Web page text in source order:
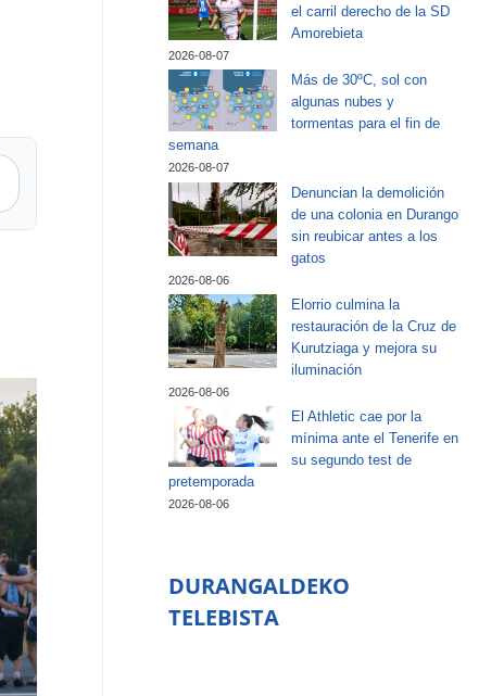
el carril derecho de la SD
Amorebieta
2026-08-07
Más de 30ºC, sol con
algunas nubes y
tormentas para el fin de
semana
2026-08-07
Denuncian la demolición
de una colonia en Durango
sin reubicar antes a los
gatos
2026-08-06
Elorrio culmina la
restauración de la Cruz de
Kurutziaga y mejora su
iluminación
2026-08-06
El Athletic cae por la
mínima ante el Tenerife en
su segundo test de
pretemporada
2026-08-06
DURANGALDEKO
TELEBISTA